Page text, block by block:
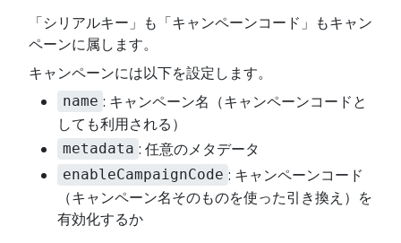
「シリアルキー」も「キャンペーンコード」もキャン
ペーンに属します。
キャンペーンには以下を設定します。
name : キャンペーン名（キャンペーンコードと
しても利用される）
metadata : 任意のメタデータ
enableCampaignCode : キャンペーンコード
（キャンペーン名そのものを使った引き換え）を
有効化するか